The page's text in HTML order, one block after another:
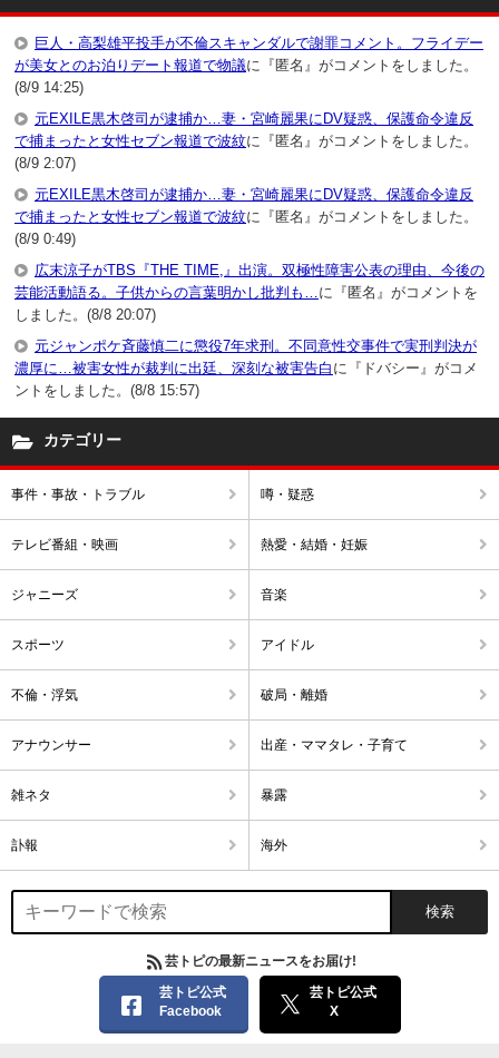
巨人・高梨雄平投手が不倫スキャンダルで謝罪コメント。フライデー
が美女とのお泊りデート報道で物議に『匿名』がコメントをしました。
(8/9 14:25)
元EXILE黒木啓司が逮捕か…妻・宮崎麗果にDV疑惑、保護命令違反
で捕まったと女性セブン報道で波紋に『匿名』がコメントをしました。
(8/9 2:07)
元EXILE黒木啓司が逮捕か…妻・宮崎麗果にDV疑惑、保護命令違反
で捕まったと女性セブン報道で波紋に『匿名』がコメントをしました。
(8/9 0:49)
広末涼子がTBS『THE TIME,』出演。双極性障害公表の理由、今後の
芸能活動語る。子供からの言葉明かし批判も… に『匿名』がコメントを
しました。(8/8 20:07)
元ジャンポケ斉藤慎二に懲役7年求刑。不同意性交事件で実刑判決が
濃厚に…被害女性が裁判に出廷、深刻な被害告白 に『ドバシー』がコメ
ントをしました。(8/8 15:57)
カテゴリー
事件・事故・トラブル 噂・疑惑
テレビ番組・映画 熱愛・結婚・妊娠
ジャニーズ 音楽
スポーツ アイドル
不倫・浮気 破局・離婚
アナウンサー 出産・ママタレ・子育て
雑ネタ 暴露
訃報 海外
芸トピの最新ニュースをお届け!
芸トピ公式
Facebook
芸トピ公式
X